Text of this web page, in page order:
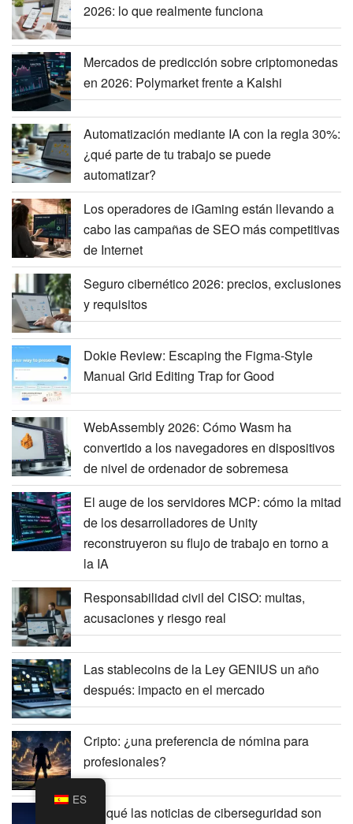
2026: lo que realmente funciona
Mercados de predicción sobre criptomonedas
en 2026: Polymarket frente a Kalshi
Automatización mediante IA con la regla 30%:
¿qué parte de tu trabajo se puede
automatizar?
Los operadores de iGaming están llevando a
cabo las campañas de SEO más competitivas
de Internet
Seguro cibernético 2026: precios, exclusiones
y requisitos
Dokie Review: Escaping the Figma-Style
Manual Grid Editing Trap for Good
WebAssembly 2026: Cómo Wasm ha
convertido a los navegadores en dispositivos
de nivel de ordenador de sobremesa
El auge de los servidores MCP: cómo la mitad
de los desarrolladores de Unity
reconstruyeron su flujo de trabajo en torno a
la IA
Responsabilidad civil del CISO: multas,
acusaciones y riesgo real
Las stablecoins de la Ley GENIUS un año
después: impacto en el mercado
Cripto: ¿una preferencia de nómina para
profesionales?
Por qué las noticias de ciberseguridad son
ES